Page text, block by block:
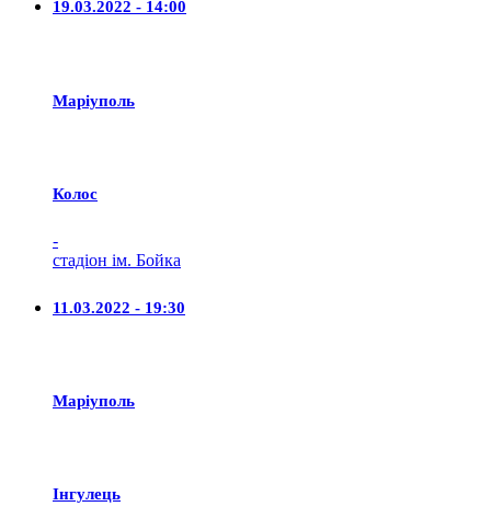
19.03.2022 - 14:00
Маріуполь
Колос
-
стадіон ім. Бойка
11.03.2022 - 19:30
Маріуполь
Iнгулець